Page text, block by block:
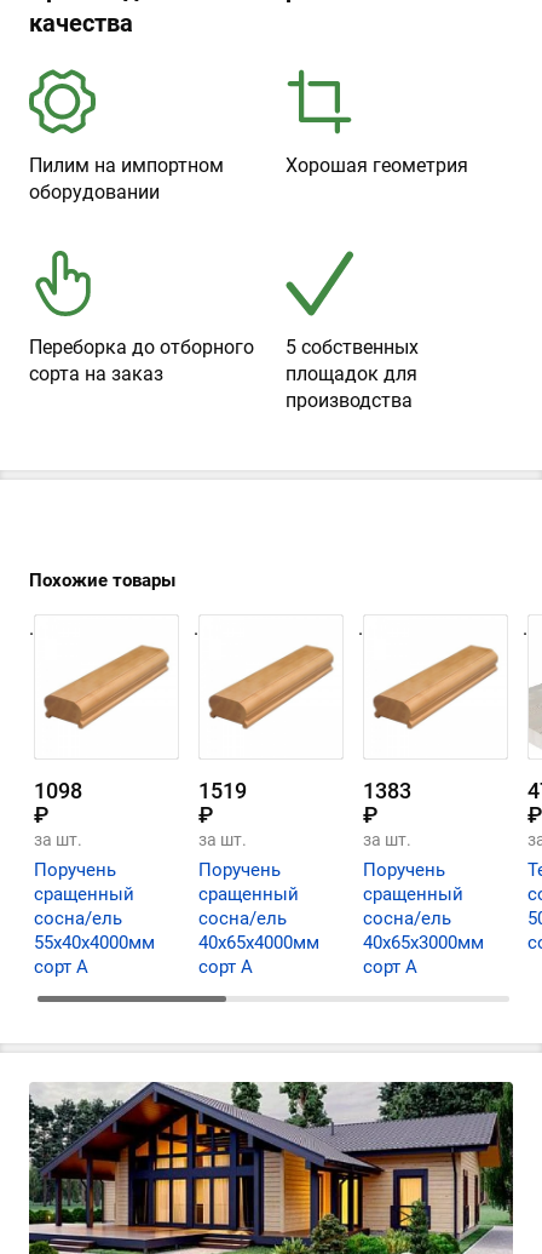
качества
Пилим на импортном
оборудовании
Хорошая геометрия
Переборка до отборного
сорта на заказ
5 собственных
площадок для
производства
Похожие товары
.
1098
₽
за шт.
Поручень
сращенный
сосна/ель
55х40х4000мм
сорт А
.
1519
₽
за шт.
Поручень
сращенный
сосна/ель
40х65х4000мм
сорт А
.
1383
₽
за шт.
Поручень
сращенный
сосна/ель
40х65х3000мм
сорт А
.
₽